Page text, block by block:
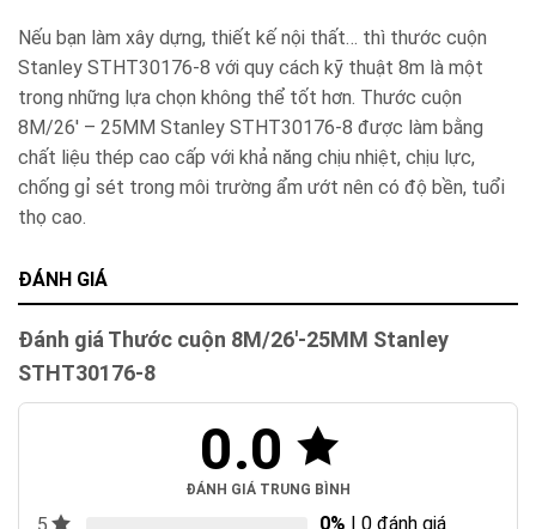
Nếu bạn làm xây dựng, thiết kế nội thất… thì thước cuộn
Stanley STHT30176-8 với quy cách kỹ thuật 8m là một
trong những lựa chọn không thể tốt hơn. Thước cuộn
8M/26′ – 25MM Stanley STHT30176-8 được làm bằng
chất liệu thép cao cấp với khả năng chịu nhiệt, chịu lực,
chống gỉ sét trong môi trường ẩm ướt nên có độ bền, tuổi
thọ cao.
ĐÁNH GIÁ
Đánh giá Thước cuộn 8M/26′-25MM Stanley
STHT30176-8
0.0
ĐÁNH GIÁ TRUNG BÌNH
0% | 0 đánh giá